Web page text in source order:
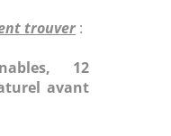
trouver:
12
avant